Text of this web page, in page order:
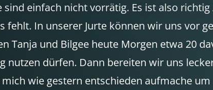
einfach nicht vorrätig. Es ist also
fehlt. In unserer Jurte können wir uns vor
Tanja und Bilgee heute Morgen etwa 20
dürfen. Dann bereiten wir uns
wie gestern entschieden aufmache